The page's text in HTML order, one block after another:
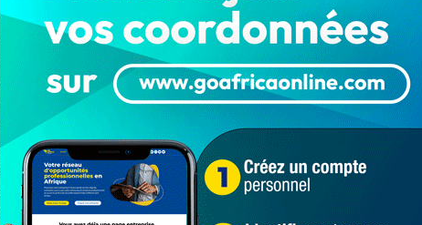
avec un homme. Tu t'es engagée trop vite, sans
... Une fois dans sa maison, tu le découvres de
Tu te rends compte qu'il n'est pas le rêve que tu
comme tout le monde. Tu lui donnes quand-
... Plus le temps passe, plus vous persistez dans
la situation en communiquant, Tu te replies de plus
de partenaire. Tu te laisses courtiser par n'importe qui
tu étales tes problèmes de couple. Et lui, parce qu'il
il te laisse croire que tu es la femme parfaite, que tu
à l'origine de tous vos problèmes. Il te fait croire qu'à sa